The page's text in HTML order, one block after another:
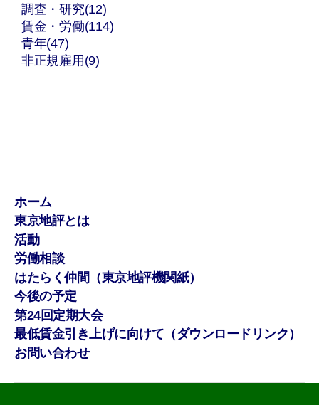
調査・研究(12)
賃金・労働(114)
青年(47)
非正規雇用(9)
ホーム
東京地評とは
活動
労働相談
はたらく仲間（東京地評機関紙）
今後の予定
第24回定期大会
最低賃金引き上げに向けて（ダウンロードリンク）
お問い合わせ